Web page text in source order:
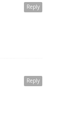
Reply
Reply